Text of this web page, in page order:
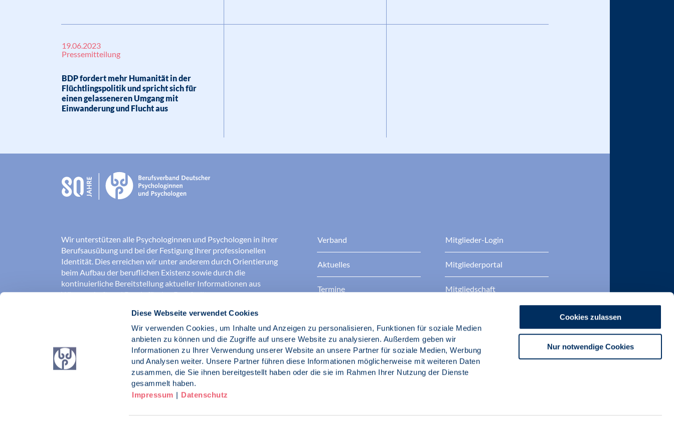
Diese Webseite verwendet Cookies
Wir verwenden Cookies, um Inhalte und Anzeigen zu personalisieren, Funktionen für soziale Medien
anbieten zu können und die Zugriffe auf unsere Website zu analysieren. Außerdem geben wir
Informationen zu Ihrer Verwendung unserer Website an unsere Partner für soziale Medien, Werbung
und Analysen weiter. Unsere Partner führen diese Informationen möglicherweise mit weiteren Daten
zusammen, die Sie ihnen bereitgestellt haben oder die sie im Rahmen Ihrer Nutzung der Dienste
gesammelt haben.
Impressum | Datenschutz
Cookies zulassen
Nur notwendige Cookies
19.06.2023
Pressemitteilung
BDP fordert mehr Humanität in der
Flüchtlingspolitik und spricht sich für
einen gelasseneren Umgang mit
Einwanderung und Flucht aus
Wir unterstützen alle Psychologinnen und Psychologen in ihrer
Berufsausübung und bei der Festigung ihrer professionellen
Identität. Dies erreichen wir unter anderem durch Orientierung
beim Aufbau der beruflichen Existenz sowie durch die
kontinuierliche Bereitstellung aktueller Informationen aus
Wissenschaft und Praxis für den Berufsalltag.
Wir erschließen und sichern Berufsfelder und sorgen dafür, dass
Erkenntnisse der Psychologie kompetent und verantwortungsvoll
umgesetzt werden. Darüber hinaus stärken wir das Ansehen aller
Psychologinnen und Psychologen in der Öffentlichkeit und
vertreten eigene berufspolitische Positionen in der Gesellschaft.
Berufsverband Deutscher Psychologinnen und Psychologen
Verband
Aktuelles
Termine
Berufsethik
Fach- und Berufspolitik
Mitglieder-Login
Mitgliederportal
Mitgliedschaft
BDP Zertifizierungen